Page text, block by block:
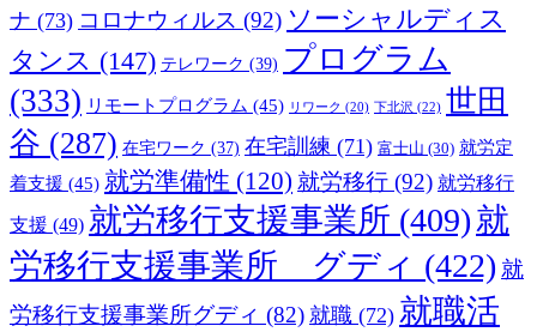
ナ (73) コロナウィルス (92) ソーシャルディス
タンス (147) テレワーク (39) プログラム
(333) リモートプログラム (45) リワーク (20) 下北沢 (22) 世田
谷 (287) 在宅ワーク (37) 在宅訓練 (71) 富士山 (30) 就労定
着支援 (45) 就労準備性 (120) 就労移行 (92) 就労移行
支援 (49) 就労移行支援事業所 (409)就
労移行支援事業所 グディ (422) 就
労移行支援事業所グディ (82) 就職 (72) 就職活